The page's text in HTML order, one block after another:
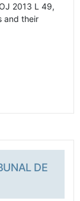
2013 L 49,
and their
DE